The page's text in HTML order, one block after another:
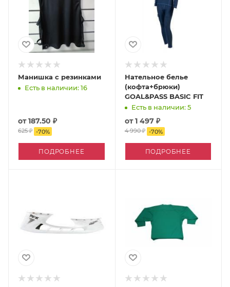
Манишка с резинками
Есть в наличии: 16
от187.50 ₽
625 ₽ -70%
ПОДРОБНЕЕ
Нательное белье
(кофта+брюки)
GOAL&PASS BASIC FIT
Есть в наличии: 5
от1 497 ₽
4 990 ₽ -70%
ПОДРОБНЕЕ